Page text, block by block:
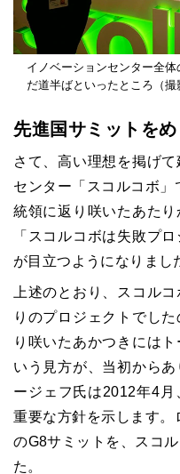
イノベーションセンター全
だ道半ばといったところ（撮
先進国サミットを
さて、高い理想を掲げ
センター「スコルコボ
統領に返り咲いたあた
「スコルコボは失敗プ
が目立つようになりまし
上述のとおり、スコル
りのプロジェクトでし
り咲いたあかつきには
いう見方が、当初から
ージェフ氏は2012年4月
重要な方針を示します
のG8サミットを、スコ
た。